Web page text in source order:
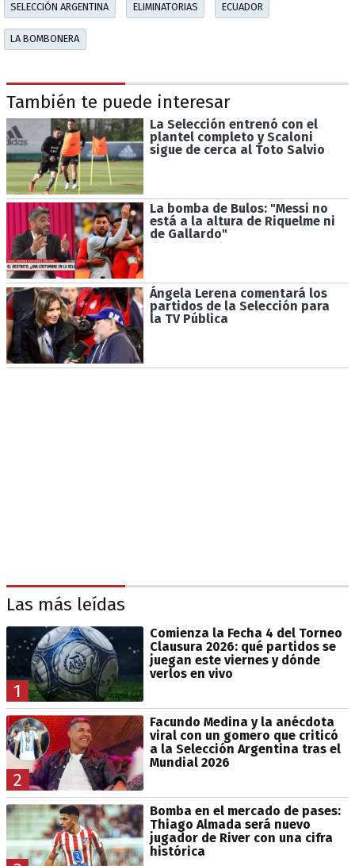
SELECCIÓN ARGENTINA ELIMINATORIAS ECUADOR
LA BOMBONERA
También te puede interesar
La Selección entrenó con el
plantel completo y Scaloni
sigue de cerca al Toto Salvio
La bomba de Bulos: "Messi no
está a la altura de Riquelme ni
de Gallardo"
Ángela Lerena comentará los
partidos de la Selección para
la TV Pública
Las más leídas
1
Comienza la Fecha 4 del Torneo
Clausura 2026: qué partidos se
juegan este viernes y dónde
verlos en vivo
2
Facundo Medina y la anécdota
viral con un gomero que criticó
a la Selección Argentina tras el
Mundial 2026
Bomba en el mercado de pases:
Thiago Almada será nuevo
jugador de River con una cifra
histórica